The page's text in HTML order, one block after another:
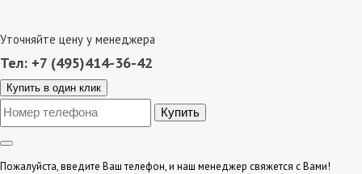
Уточняйте цену у менеджера
Тел: +7 (495)414-36-42
Купить в один клик
Пожалуйста, введите Ваш телефон, и наш менеджер свяжется с Вами!